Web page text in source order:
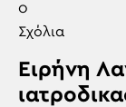
0
Σχόλια
Ειρήνη